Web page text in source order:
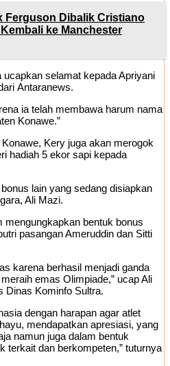
Ferguson Dibalik Cristiano
ke Manchester
selamat kepada Apriyani
Antaranews.
ia telah membawa harum nama
Konawe.”
Kery juga akan merogok
hadiah 5 ekor sapi kepada
lain yang sedang disiapkan
Ali Mazi.
mengungkapkan bentuk bonus
pasangan Ameruddin dan Sitti
karena berhasil menjadi ganda
emas Olimpiade,” ucap Ali
Dinas Kominfo Sultra.
dengan harapan agar atlet
mendapatkan apresiasi, yang
namun juga dalam bentuk
terkait dan berkompeten,” tuturnya